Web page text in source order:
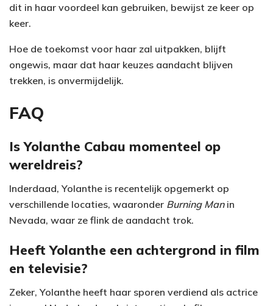
dit in haar voordeel kan gebruiken, bewijst ze keer op
keer.
Hoe de toekomst voor haar zal uitpakken, blijft
ongewis, maar dat haar keuzes aandacht blijven
trekken, is onvermijdelijk.
FAQ
Is Yolanthe Cabau momenteel op
wereldreis?
Inderdaad, Yolanthe is recentelijk opgemerkt op
verschillende locaties, waaronder Burning Manin
Nevada, waar ze flink de aandacht trok.
Heeft Yolanthe een achtergrond in film
en televisie?
Zeker, Yolanthe heeft haar sporen verdiend als actrice